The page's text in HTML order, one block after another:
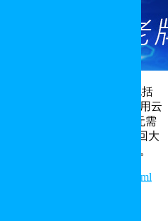
推出特惠活动，这次活动包括
量应用云主机、香港轻量应用云
低至1折起。香港云服务器无需
试、业务一键上线；香港回大
实现海内外全域高速互访。
site/active/hk-global.html
9月30日